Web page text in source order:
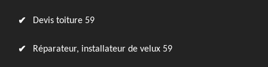
Devis toiture 59
Réparateur, installateur de velux 59